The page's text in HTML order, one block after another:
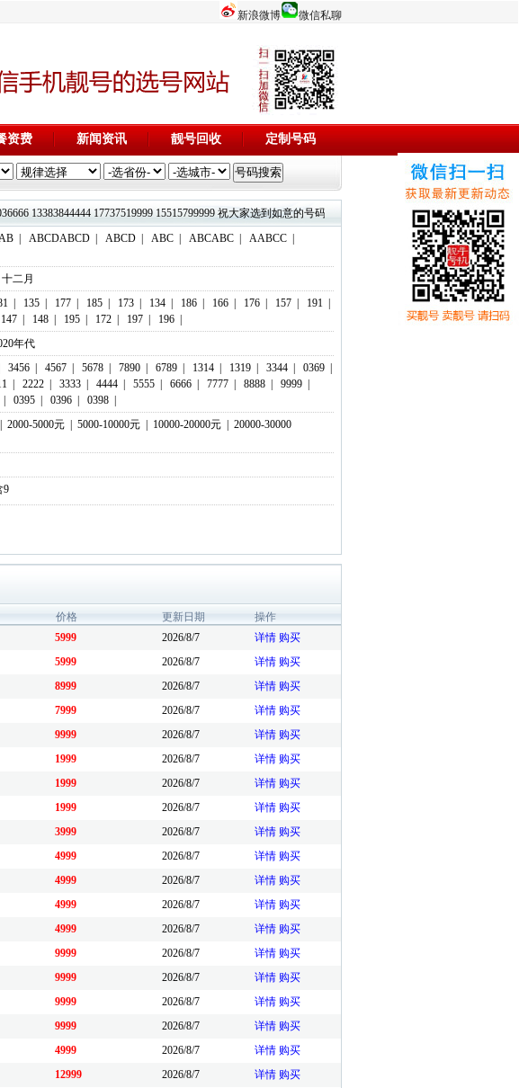
新浪微博 微信私聊
资费 新闻资讯 靓号回收 定制号码
13383844444 17737519999 15515799999 祝大家选到如意的号码，码到成功！欢迎添加微信客服：
ABCDABCD ABCD ABC ABCABC AABCC
十二月
135 177 185 173 134 186 166 176 157 191
147 148 195 172 197 196
年代
3456 4567 5678 7890 6789 1314 1319 3344 0369
2222 3333 4444 5555 6666 7777 8888 9999
0395 0396 0398
2000-5000元 5000-10000元 10000-20000元
20000-30000
9
价格 更新日期 操作
5999 2026/8/7 详情 购买
5999 2026/8/7 详情 购买
8999 2026/8/7 详情 购买
7999 2026/8/7 详情 购买
9999 2026/8/7 详情 购买
1999 2026/8/7 详情 购买
1999 2026/8/7 详情 购买
1999 2026/8/7 详情 购买
3999 2026/8/7 详情 购买
4999 2026/8/7 详情 购买
4999 2026/8/7 详情 购买
4999 2026/8/7 详情 购买
4999 2026/8/7 详情 购买
9999 2026/8/7 详情 购买
9999 2026/8/7 详情 购买
9999 2026/8/7 详情 购买
9999 2026/8/7 详情 购买
4999 2026/8/7 详情 购买
12999 2026/8/7 详情 购买